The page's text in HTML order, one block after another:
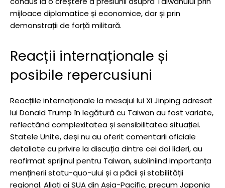
mijloace diplomatice și economice, dar și prin
demonstrații de forță militară.
Reacții internaționale și
posibile repercusiuni
Reacțiile internaționale la mesajul lui Xi Jinping adresat
lui Donald Trump în legătură cu Taiwan au fost variate,
reflectând complexitatea și sensibilitatea situației.
Statele Unite, deși nu au oferit comentarii oficiale
detaliate cu privire la discuția dintre cei doi lideri, au
reafirmat sprijinul pentru Taiwan, subliniind importanța
menținerii statu-quo-ului și a păcii și stabilității
regional. Aliați ai SUA din Asia-Pacific, precum Japonia